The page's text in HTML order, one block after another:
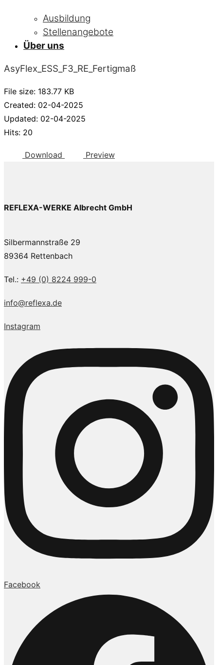
Ausbildung
Stellenangebote
Über uns
AsyFlex_ESS_F3_RE_Fertigmaß
File size: 183.77 KB
Created: 02-04-2025
Updated: 02-04-2025
Hits: 20
Download Preview
REFLEXA-WERKE Albrecht GmbH
Silbermannstraße 29
89364 Rettenbach
Tel.: +49 (0) 8224 999-0
info@reflexa.de
Instagram
Facebook